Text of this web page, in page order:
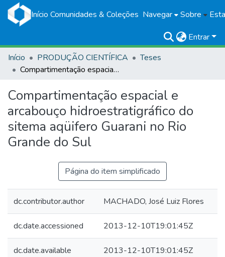
Início Comunidades & Coleções Navegar Sobre
Entrar
Início
PRODUÇÃO CIENTÍFICA
Teses
Compartimentação espacial e arcabouço hidroestratigráfico do sitema aqüifero Guarani no Rio Grande do Sul
Compartimentação espacial e
arcabouço hidroestratigráfico do
sitema aqüifero Guarani no Rio
Grande do Sul
Página do item simplificado
dc.contributor.author MACHADO, José Luiz Flores
dc.date.accessioned 2013-12-10T19:01:45Z
dc.date.available 2013-12-10T19:01:45Z